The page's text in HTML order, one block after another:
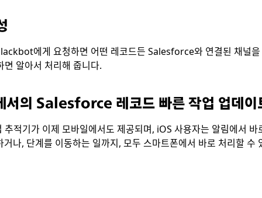
에게 요청하면 어떤 레코드든 Salesforce와 연결된 채널
알아서 처리해 줍니다.
서의 Salesforce 레코드 빠른 작업 업데이
적기가 이제 모바일에서도 제공되며, iOS 사용자는 알림에서
나, 단계를 이동하는 일까지, 모두 스마트폰에서 바로 처리할 수